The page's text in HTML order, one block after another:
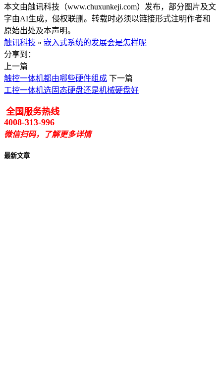
本文由触讯科技（www.chuxunkeji.com）发布，部分图片及文
字由AI生成，侵权联删。转载时必须以链接形式注明作者和
原始出处及本声明。
触讯科技 » 嵌入式系统的发展会是怎样呢
分享到：
上一篇
触控一体机都由哪些硬件组成 下一篇
工控一体机选固态硬盘还是机械硬盘好
全国服务热线
4008-313-996
微信扫码，了解更多详情
最新文章